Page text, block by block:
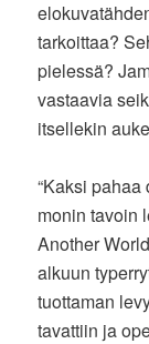
tarkoittaa?
pielessä?
vastaavia
itsellekin
“Kaksi
monin tavoin
Another
alkuun
tuottaman
tavattiin ja